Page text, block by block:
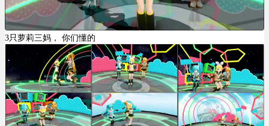
3只萝莉三妈， 你们懂的